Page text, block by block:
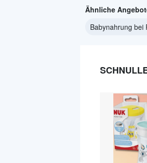
Ähnliche
Babynahrung bei